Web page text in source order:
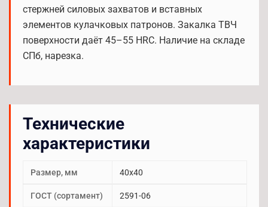
стержней силовых захватов и вставных
элементов кулачковых патронов. Закалка ТВЧ
поверхности даёт 45–55 HRC. Наличие на складе
СПб, нарезка.
Технические
характеристики
Размер, мм 40х40
ГОСТ (сортамент) 2591-06